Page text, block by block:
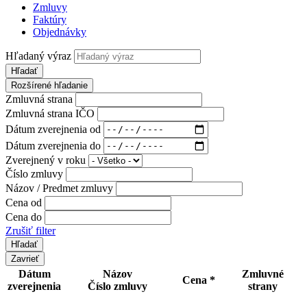
Zmluvy
Faktúry
Objednávky
Hľadaný výraz
Hľadať
Rozšírené hľadanie
Zmluvná strana
Zmluvná strana IČO
Dátum zverejnenia od
Dátum zverejnenia do
Zverejnený v roku
Číslo zmluvy
Názov / Predmet zmluvy
Cena od
Cena do
Zrušiť filter
Zavrieť
Dátum
zverejnenia
Názov
Číslo zmluvy
Cena *
Zmluvné
strany